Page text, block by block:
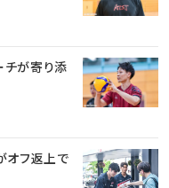
が寄り添
オフ返上で